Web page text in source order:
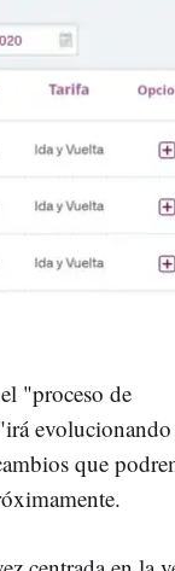
"proceso de
evolucionando
que